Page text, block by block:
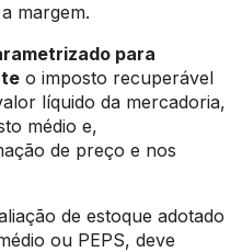
margem.
para
o imposto recuperável
líquido da mercadoria,
médio e,
de preço e nos
de estoque adotado
ou PEPS, deve